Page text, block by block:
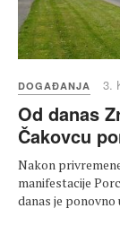
DOGAĐANJA 3.
Od danas
Čakovcu
Nakon
manifestacije
danas je